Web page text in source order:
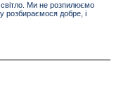
світло. Ми не розпилюємо
розбираємося добре, і